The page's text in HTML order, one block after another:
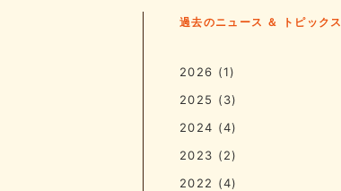
過去のニュース ＆ トピックス
2026 (1)
2025 (3)
2024 (4)
2023 (2)
2022 (4)